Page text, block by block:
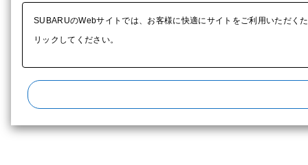
SUBARUのWebサイトでは、お客様に快適にサイトをご利用いただく
リックしてください。​